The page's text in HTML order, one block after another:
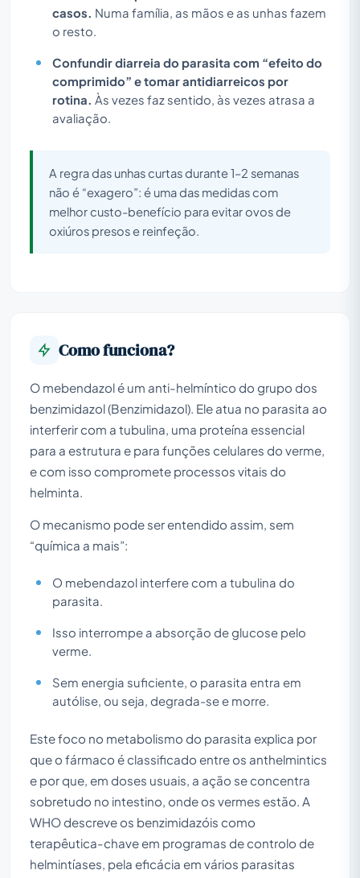
casos.
Numa família, as mãos e as unhas fazem
o resto.
Confundir diarreia do parasita com “efeito do
comprimido” e tomar antidiarreicos por
rotina.
Às vezes faz sentido, às vezes atrasa a
avaliação.
A regra das unhas curtas durante 1–2 semanas
não é “exagero”: é uma das medidas com
melhor custo-benefício para evitar ovos de
oxiúros presos e reinfeção.
Como funciona?
O mebendazol é um anti-helmíntico do grupo dos
benzimidazol (Benzimidazol). Ele atua no parasita ao
interferir com a tubulina, uma proteína essencial
para a estrutura e para funções celulares do verme,
e com isso compromete processos vitais do
helminta.
O mecanismo pode ser entendido assim, sem
“química a mais”:
O mebendazol interfere com a tubulina do
parasita.
Isso interrompe a absorção de glucose pelo
verme.
Sem energia suficiente, o parasita entra em
autólise, ou seja, degrada-se e morre.
Este foco no metabolismo do parasita explica por
que o fármaco é classificado entre os anthelmintics
e por que, em doses usuais, a ação se concentra
sobretudo no intestino, onde os vermes estão. A
WHO descreve os benzimidazóis como
terapêutica-chave em programas de controlo de
helmintíases, pela eficácia em vários parasitas